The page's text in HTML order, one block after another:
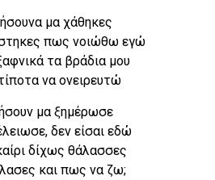
μα χάθηκες
πως νοιώθω εγώ
τα βράδια μου
να ονειρευτώ
μα ξημέρωσε
δεν είσαι εδώ
δίχως θάλασσες
και πως να ζω;